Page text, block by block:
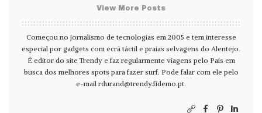
View More Posts
Começou no jornalismo de tecnologias em 2005 e tem interesse
especial por gadgets com ecrã táctil e praias selvagens do Alentejo.
É editor do site Trendy e faz regularmente viagens pelo País em
busca dos melhores spots para fazer surf. Pode falar com ele pelo
e-mail rdurand@trendy.fidemo.pt.